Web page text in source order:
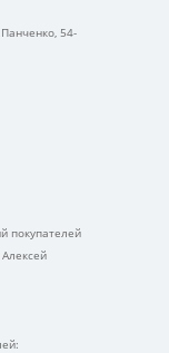
54-
покупателей